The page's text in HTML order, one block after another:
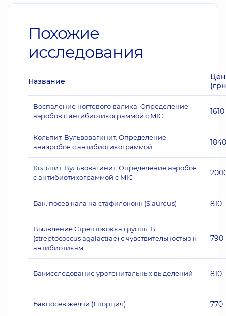
Похожие
исследования
Название
Воспаление ногтевого валика. Определение
аэробов с антибиотикограммой с MIC
1610
Кольпит. Вульвовагинит. Определение
анаэробов с антибиотикограммой
1840
Кольпит. Вульвовагинит. Определение аэробов
с антибиотикограммой с MIC
Бак. посев кала на стафилококк (S.aureus) 810
Выявление Стрептококка группы В
(streptococcus agalactiae) с чувствительностью к
антибиотикам
790
Бакисследование урогенитальных выделений 810
Бакпосев желчи (1 порция) 770